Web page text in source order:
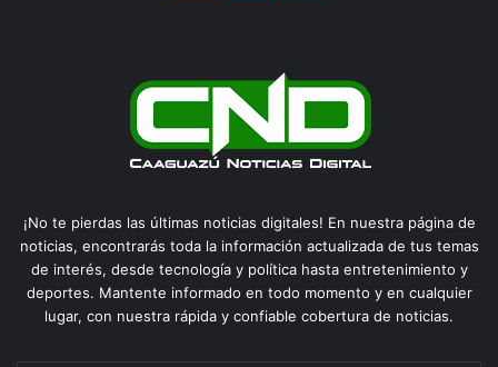
¡No te pierdas las últimas noticias digitales! En nuestra página de
noticias, encontrarás toda la información actualizada de tus temas
de interés, desde tecnología y política hasta entretenimiento y
deportes. Mantente informado en todo momento y en cualquier
lugar, con nuestra rápida y confiable cobertura de noticias.